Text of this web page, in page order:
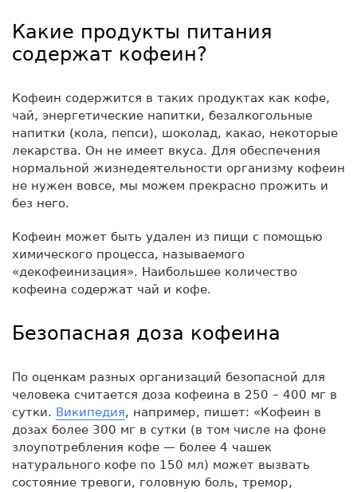
Какие продукты питания
содержат кофеин?
Кофеин содержится в таких продуктах как кофе,
чай, энергетические напитки, безалкогольные
напитки (кола, пепси), шоколад, какао, некоторые
лекарства. Он не имеет вкуса. Для обеспечения
нормальной жизнедеятельности организму кофеин
не нужен вовсе, мы можем прекрасно прожить и
без него.
Кофеин может быть удален из пищи с помощью
химического процесса, называемого
«декофеинизация». Наибольшее количество
кофеина содержат чай и кофе.
Безопасная доза кофеина
По оценкам разных организаций безопасной для
человека считается доза кофеина в 250 – 400 мг в
сутки. Википедия, например, пишет: «Кофеин в
дозах более 300 мг в сутки (в том числе на фоне
злоупотребления кофе — более 4 чашек
натурального кофе по 150 мл) может вызвать
состояние тревоги, головную боль, тремор,